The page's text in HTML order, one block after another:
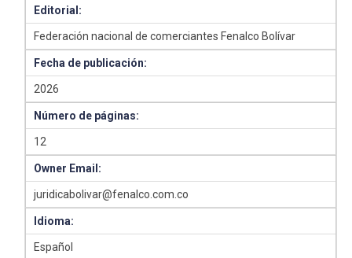
Editorial:
Federación nacional de comerciantes Fenalco Bolívar
Fecha de publicación:
2026
Número de páginas:
12
Owner Email:
juridicabolivar@fenalco.com.co
Idioma:
Español